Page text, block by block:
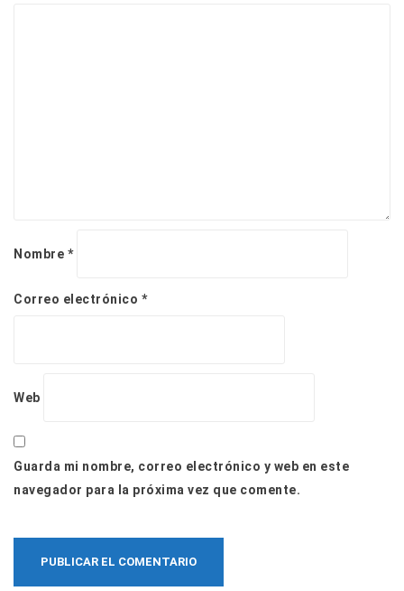
Nombre *
Correo electrónico *
Web
Guarda mi nombre, correo electrónico y web en este
navegador para la próxima vez que comente.